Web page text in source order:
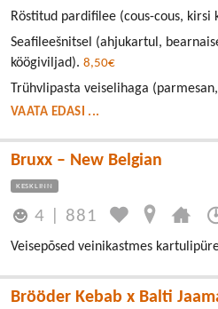
Röstitud pardifilee (cous-cous, kirsi
Seafileešnitsel (ahjukartul,
köögiviljad). 8,50€
Trühvlipasta veiselihaga
VAATA EDASI ...
Bruxx – New Belgian
KESKLINN
4 881
Veisepõsed veinikastmes
Brööder Kebab x Balti